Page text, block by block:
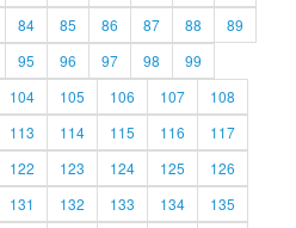
84 85 86 87 88
89
95 96 97 98
99
104 105 106 107
108
113 114 115 116
117
122 123 124 125
126
131 132 133 134
135